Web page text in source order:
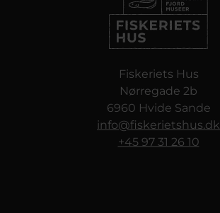
Fiskeriets Hus
Nørregade 2b
6960 Hvide Sande
info@fiskerietshus.dk
+45 97 31 26 10